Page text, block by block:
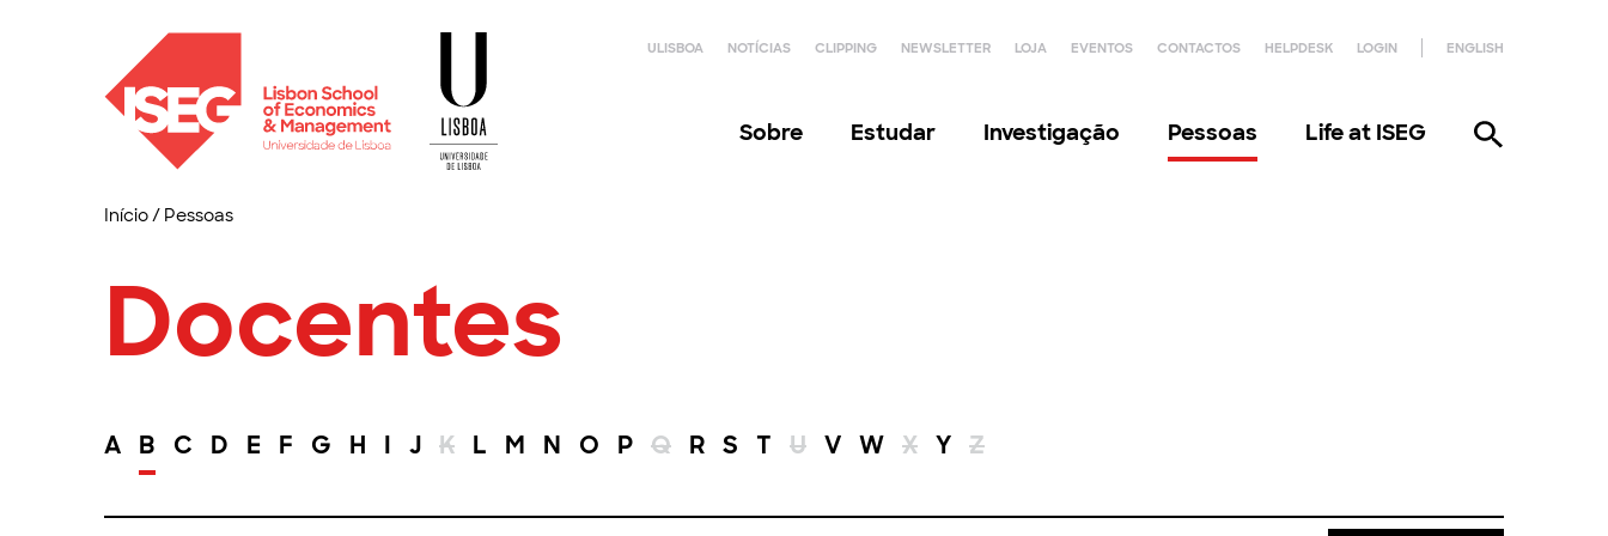
ULISBOA NOTÍCIAS CLIPPING NEWSLETTER LOJA EVENTOS CONTACTOS HELPDESK LOGIN ENGLISH
Sobre Estudar Investigação Pessoas Life at ISEG
Início/ Pessoas
Docentes
A B C D E F G H I J K L M N O P Q R S T U V W X Y Z